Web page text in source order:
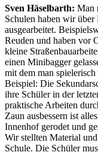
Sven Häselbarth: Man
Schulen haben wir über
ausgearbeitet.
Reuden und haben vor
kleine
einen Minibagger
mit dem man
Beispiel: Die
ihre Schüler in der
praktische Arbeiten
Zaun ausbessern ist
Innenhof gerodet und
Wir stellten Material
Schule. Die Schüler